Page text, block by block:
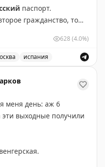
паспорт.
гражданство, то
628 (4.0%)
испания
меня день: аж 6
эти выходные получили